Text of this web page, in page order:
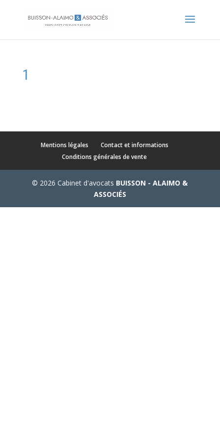
1
Mentions légales
Contact et informations
Conditions générales de vente
© 2026 Cabinet d'avocats BUISSON - ALAIMO &
ASSOCIÉS